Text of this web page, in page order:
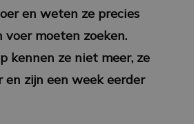
en weten ze precies
moeten zoeken.
kennen ze niet meer, ze
en zijn een week eerder